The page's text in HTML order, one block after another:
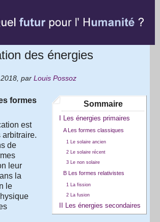
des énergies
, par Louis Possoz
Sommaire
I Les énergies primaires
A Les formes classiques
1 Le solaire ancien
2 Le solaire récent
3 Le non solaire
B Les formes relativistes
1 La fission
2 La fusion
II Les énergies secondaires
formes
est
arbitraire.
de
leur
la
le